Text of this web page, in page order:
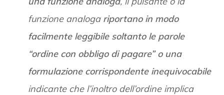
funzione analoga riportano in modo
facilmente leggibile soltanto le parole
“ordine con obbligo di pagare” o una
formulazione corrispondente inequivocabile
indicante che l’inoltro dell’ordine implica